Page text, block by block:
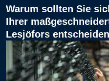
Warum sollten Sie
Ihrer
Lesjöfors